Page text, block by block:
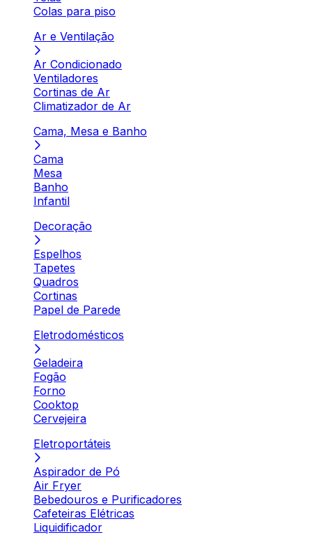
Colas para piso
Ar e Ventilação
Ar Condicionado
Ventiladores
Cortinas de Ar
Climatizador de Ar
Cama, Mesa e Banho
Cama
Mesa
Banho
Infantil
Decoração
Espelhos
Tapetes
Quadros
Cortinas
Papel de Parede
Eletrodomésticos
Geladeira
Fogão
Forno
Cooktop
Cervejeira
Eletroportáteis
Aspirador de Pó
Air Fryer
Bebedouros e Purificadores
Cafeteiras Elétricas
Liquidificador